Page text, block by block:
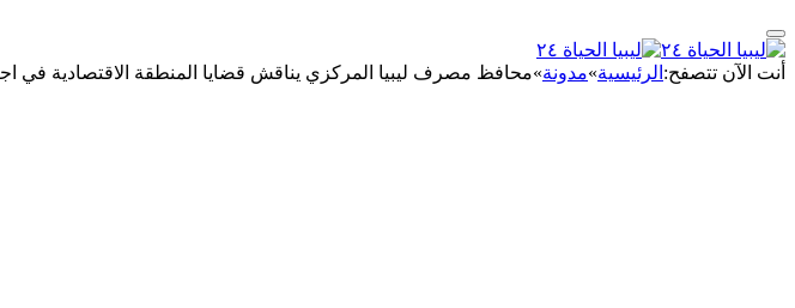
أنت الآن تتصفح: الرئيسية»مدونة»محافظ مصرف ليبيا المركزي يناقش قضايا المنطقة الاقتصادية في